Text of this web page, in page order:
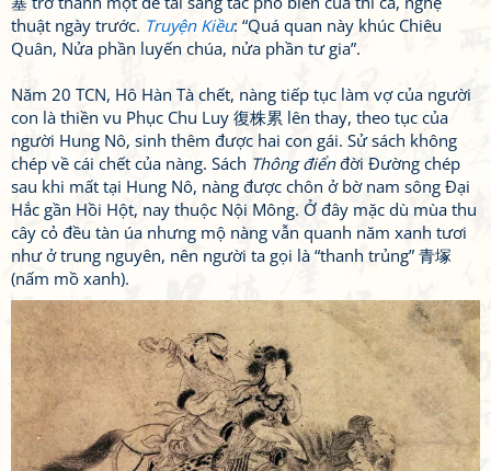
thuật ngày trước. Truyện Kiều: “Quá quan này khúc Chiêu
Quân, Nửa phần luyến chúa, nửa phần tư gia”.
Năm 20 TCN, Hô Hàn Tà chết, nàng tiếp tục làm vợ của người
con là thiền vu Phục Chu Luy 復株累 lên thay, theo tục của
người Hung Nô, sinh thêm được hai con gái. Sử sách không
chép về cái chết của nàng. Sách Thông điểnđời Đường chép
sau khi mất tại Hung Nô, nàng được chôn ở bờ nam sông Đại
Hắc gần Hồi Hột, nay thuộc Nội Mông. Ở đây mặc dù mùa thu
cây cỏ đều tàn úa nhưng mộ nàng vẫn quanh năm xanh tươi
như ở trung nguyên, nên người ta gọi là “thanh trủng” 青塚
(nấm mồ xanh).